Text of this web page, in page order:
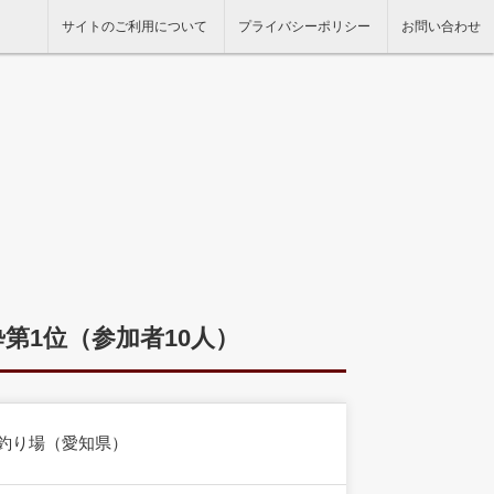
サイトのご利用について プライバシーポリシー お問い合わせ
1位（参加者10人）
り場（愛知県）